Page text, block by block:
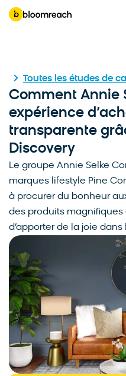
Toutes les études de
Comment Annie
expérience
transparente
Discovery
Le groupe Annie Selke
marques lifestyle Pine
à procurer du bonheur
des produits
d’apporter de la joie dans